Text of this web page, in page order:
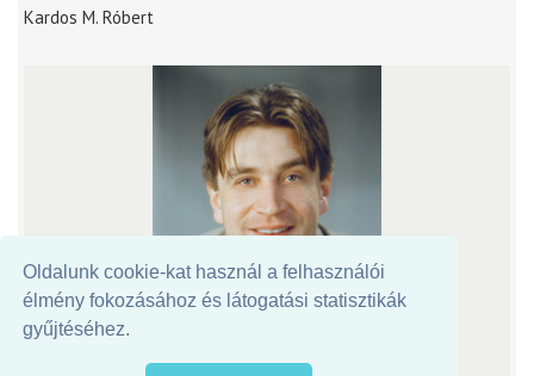
Oldalunk cookie-kat használ a felhasználói
élmény fokozásához és látogatási statisztikák
gyűjtéséhez.
Kardos M. Róbert